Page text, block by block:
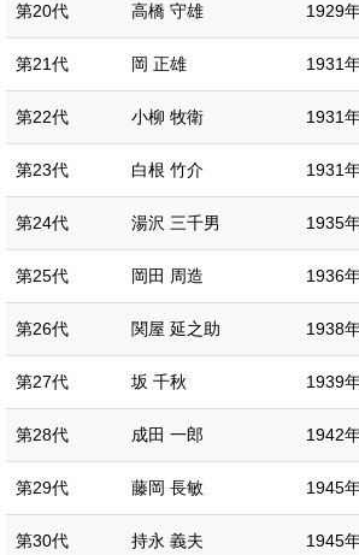
第20代 高橋 守雄 1929
第21代 岡 正雄 1931
第22代 小柳 牧衛 1931
第23代 白根 竹介 1931
第24代 湯沢 三千男 1935
第25代 岡田 周造 1936
第26代 関屋 延之助 1938
第27代 坂 千秋 1939
第28代 成田 一郎 1942
第29代 藤岡 長敏 1945
第30代 持永 義夫 1945